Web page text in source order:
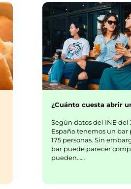
¿Cuánto cuesta abrir
Según datos del INE del
España tenemos un bar
175 personas. Sin
bar puede parecer
pueden……